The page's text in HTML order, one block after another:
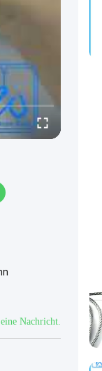
Nachricht.